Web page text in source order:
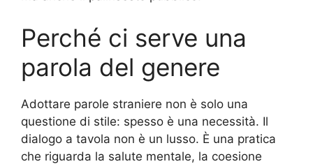
Perché ci serve una
parola del genere
Adottare parole straniere non è solo una
questione di stile: spesso è una necessità. Il
dialogo a tavola non è un lusso. È una pratica
che riguarda la salute mentale, la coesione